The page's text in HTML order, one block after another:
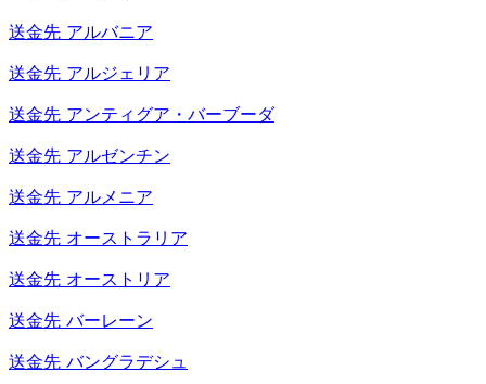
送金先 アルバニア
送金先 アルジェリア
送金先 アンティグア・バーブーダ
送金先 アルゼンチン
送金先 アルメニア
送金先 オーストラリア
送金先 オーストリア
送金先 バーレーン
送金先 バングラデシュ